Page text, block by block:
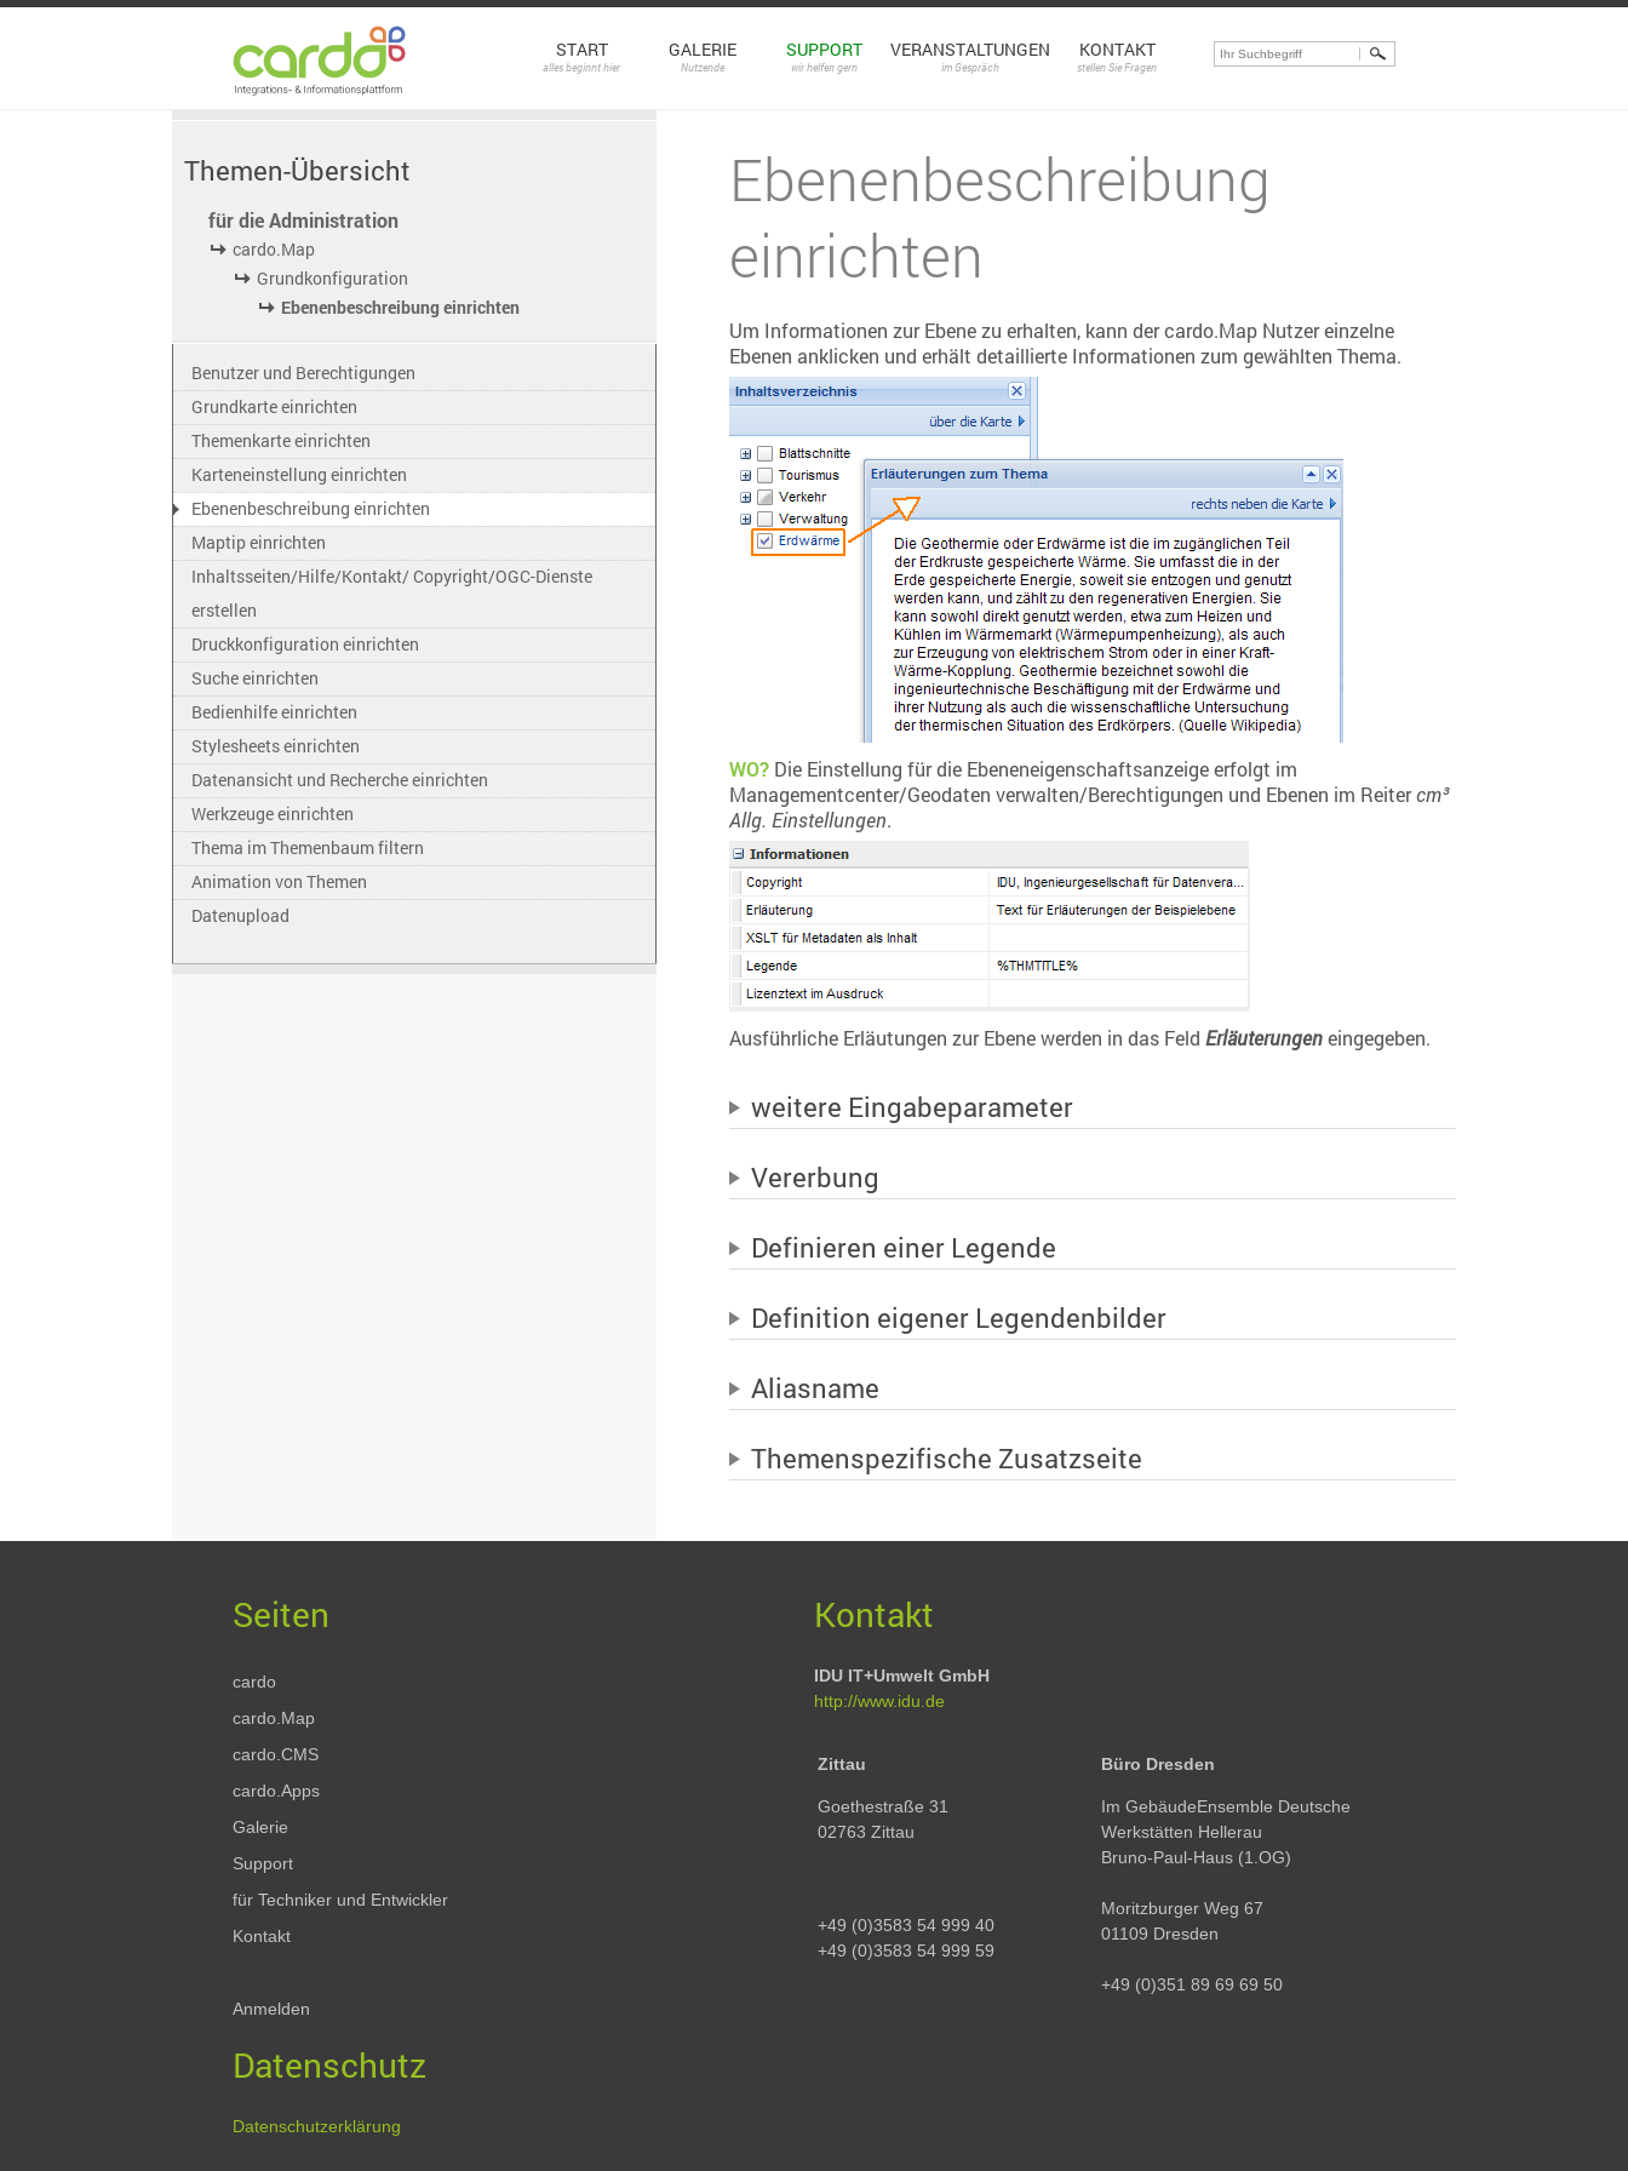
START
alles beginnt hier
GALERIE
Nutzende
SUPPORT
wir helfen gern
VERANSTALTUNGEN
im Gespräch
KONTAKT
stellen Sie Fragen
Themen-Übersicht
für die Administration
cardo.Map
Grundkonfiguration
Ebenenbeschreibung einrichten
Benutzer und Berechtigungen
Grundkarte einrichten
Themenkarte einrichten
Karteneinstellung einrichten
Ebenenbeschreibung einrichten
Maptip einrichten
Inhaltsseiten/Hilfe/Kontakt/ Copyright/OGC-Dienste
erstellen
Druckkonfiguration einrichten
Suche einrichten
Bedienhilfe einrichten
Stylesheets einrichten
Datenansicht und Recherche einrichten
Werkzeuge einrichten
Thema im Themenbaum filtern
Animation von Themen
Datenupload
Ebenenbeschreibung
einrichten
Um Informationen zur Ebene zu erhalten, kann der cardo.Map Nutzer einzelne
Ebenen anklicken und erhält detaillierte Informationen zum gewählten Thema.
WO? Die Einstellung für die Ebeneneigenschaftsanzeige erfolgt im
Managementcenter/Geodaten verwalten/Berechtigungen und Ebenen im Reitercm³
Allg. Einstellungen.
Ausführliche Erläutungen zur Ebene werden in das Feld Erläuterungeneingegeben.
weitere Eingabeparameter
Vererbung
Definieren einer Legende
Definition eigener Legendenbilder
Aliasname
Themenspezifische Zusatzseite
cardo
cardo.Map
cardo.CMS
cardo.Apps
Galerie
Support
für Techniker und Entwickler
Kontakt
Anmelden
Datenschutz
Datenschutzerklärung
Kontakt
IDU IT+Umwelt GmbH
http://www.idu.de
Zittau
Goethestraße 31
02763 Zittau
+49 (0)3583 54 999 40
+49 (0)3583 54 999 59
Büro Dresden
Im GebäudeEnsemble Deutsche
Werkstätten Hellerau
Bruno-Paul-Haus (1.OG)
Moritzburger Weg 67
01109 Dresden
+49 (0)351 89 69 69 50